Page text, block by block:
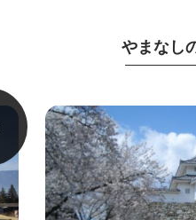
やまなし